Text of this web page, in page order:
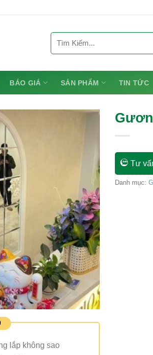
Tìm
kiếm:
BÁO GIÁ SẢN PHẨM TIN TỨC
lắp không sao
Tư
Danh mục: